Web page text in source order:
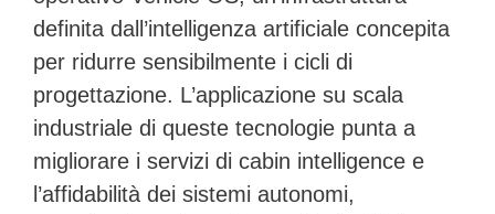
definita dall’intelligenza artificiale concepita
per ridurre sensibilmente i cicli di
progettazione. L’applicazione su scala
industriale di queste tecnologie punta a
migliorare i servizi di cabin intelligence e
l’affidabilità dei sistemi autonomi,